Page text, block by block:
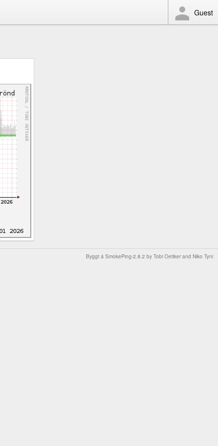
Guest
Byggt á SmokePing-2.8.2 by Tobi Oetiker and Niko Tyni